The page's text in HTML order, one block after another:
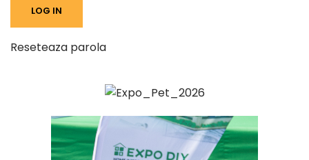
Reseteaza parola